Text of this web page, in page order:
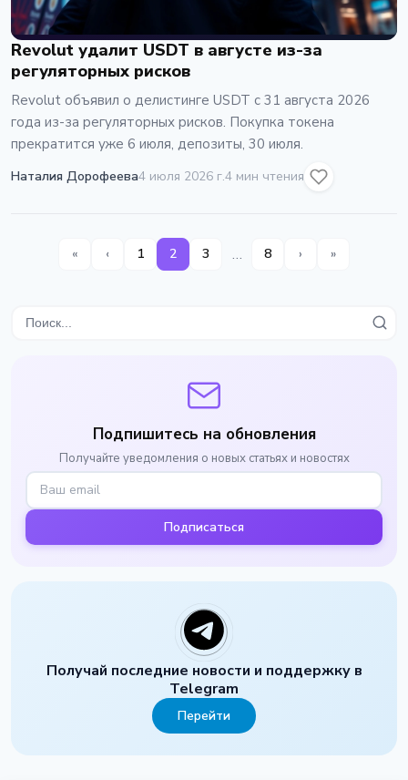
Revolut удалит USDT в августе из-за
регуляторных рисков
Revolut объявил о делистинге USDT с 31 августа 2026
года из-за регуляторных рисков. Покупка токена
прекратится уже 6 июля, депозиты, 30 июля.
Наталия Дорофеева4 июля 2026 г.4 мин чтения
Подпишитесь на обновления
Получайте уведомления о новых статьях и новостях
Подписаться
Получай последние новости и поддержку в
Telegram
Перейти
« ‹ 1 2 3 … 8 › »